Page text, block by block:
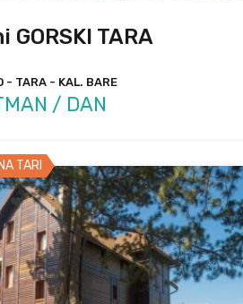
TARA
- TARA - KAL. BARE
/ DAN
TARI